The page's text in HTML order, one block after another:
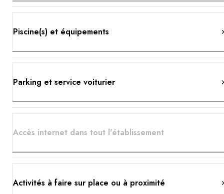
Piscine(s) et équipements
Parking et service voiturier
Accès internet dans tout l'établissement
Activités à faire sur place ou à proximité